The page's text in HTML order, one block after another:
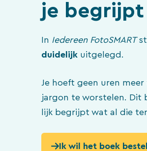
je
In Iedereen FotoSMART
duidelijk uitgelegd.
Je hoeft geen uren
jargon te worstelen. Dit
lijk begrijpt wat al die
Ik wil het boek